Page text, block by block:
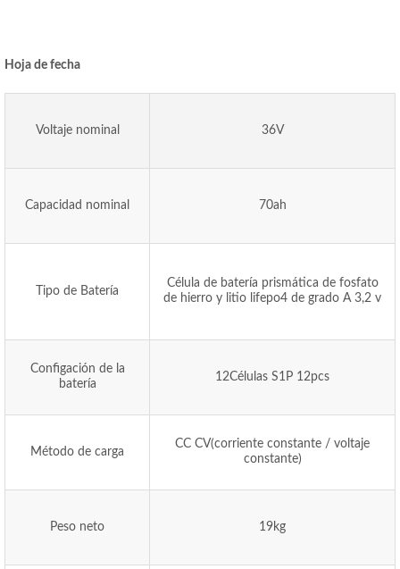
Hoja de fecha
Voltaje nominal 36V
Capacidad nominal 70ah
Tipo de Batería
Célula de batería prismática de fosfato
de hierro y litio lifepo4 de grado A 3,2 v
Configación de la
batería
12Células S1P 12pcs
Método de carga
CC CV(corriente constante / voltaje
constante)
Peso neto 19kg